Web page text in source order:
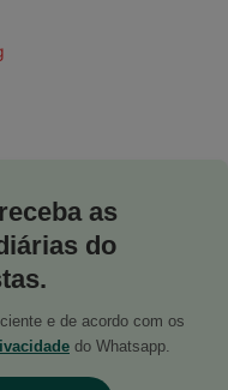
as
do
e de acordo com os
do Whatsapp.